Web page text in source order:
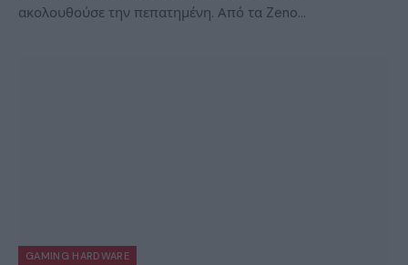
ακολουθούσε την πεπατημένη. Από τα Zeno…
GAMING HARDWARE